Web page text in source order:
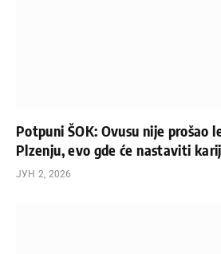
Potpuni ŠOK: Ovusu nije prošao
Plzenju, evo gde će nastaviti
ЈУН 2, 2026